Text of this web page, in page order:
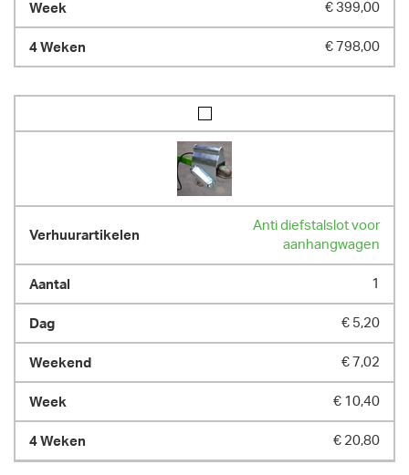
€ 399,00
€ 798,00
Anti diefstalslot voor
aanhangwagen
1
€ 5,20
€ 7,02
€ 10,40
€ 20,80